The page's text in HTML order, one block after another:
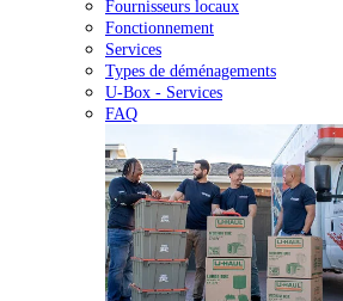
Fournisseurs locaux
Fonctionnement
Services
Types de déménagements
U-Box - Services
FAQ